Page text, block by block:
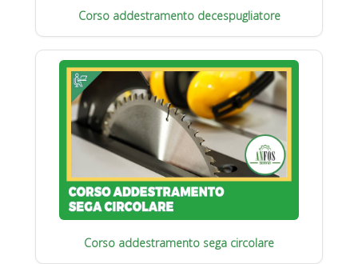
Corso addestramento decespugliatore
Corso addestramento sega circolare